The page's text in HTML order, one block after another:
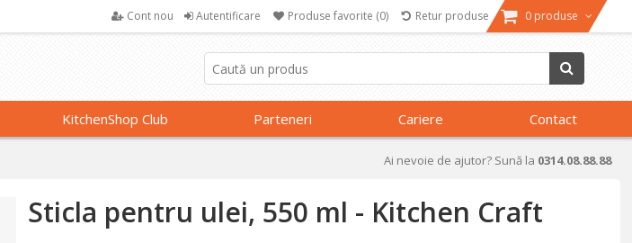
Cont nou Autentificare Produse favorite (0) Retur produse 0 produse
KitchenShop Club Parteneri Cariere Contact
Ai nevoie de ajutor? Sună la 0314.08.88.88
Sticla pentru ulei, 550 ml - Kitchen Craft